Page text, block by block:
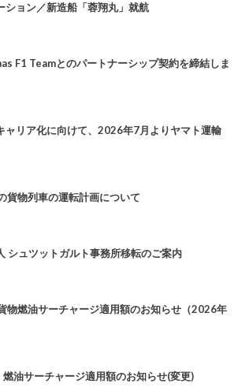
ション／新造船「蓉翔丸」就航
F1 Teamとのパートナーシップ契約を締結しま
ャリア化に向けて、2026年7月よりヤマト運輸
貨物列車の運転計画について
シュツットガルト事務所移転のご案内
物燃油サーチャージ適用額のお知らせ（2026年
油サーチャージ適用額のお知らせ(変更)